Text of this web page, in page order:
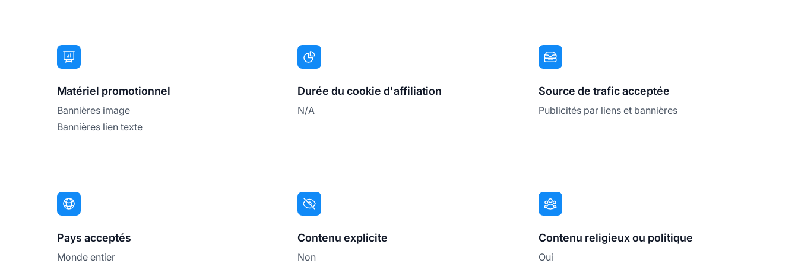
Matériel promotionnel
Bannières image
Bannières lien texte
Durée du cookie d'affiliation
N/A
Source de trafic acceptée
Publicités par liens et bannières
Pays acceptés
Monde entier
Contenu explicite
Non
Contenu religieux ou politique
Oui